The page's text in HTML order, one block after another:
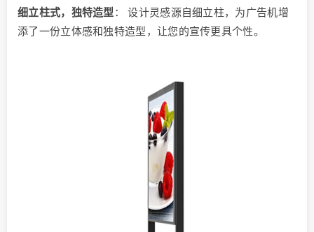
细立柱式，独特造型 ： 设计灵感源自细立柱，为广告机增
添了一份立体感和独特造型，让您的宣传更具个性。